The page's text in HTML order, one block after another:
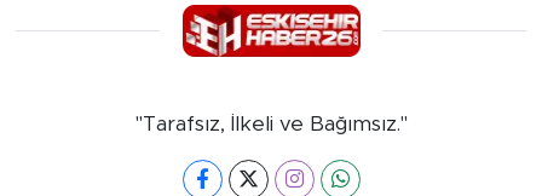
"Tarafsız, İlkeli ve Bağımsız."